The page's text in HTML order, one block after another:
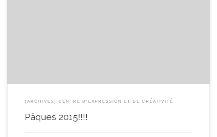
(ARCHIVES) CENTRE D'EXPRESSION ET DE CRÉATIVITÉ
Pâques 2015!!!!